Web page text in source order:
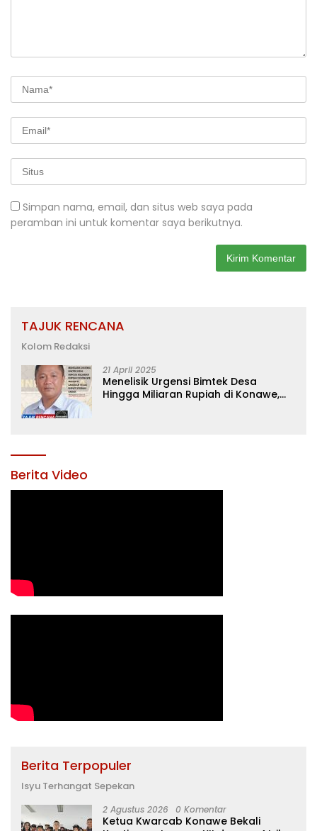
Simpan nama, email, dan situs web saya pada
peramban ini untuk komentar saya berikutnya.
TAJUK RENCANA
Kolom Redaksi
21 April 2025
Menelisik Urgensi Bimtek Desa
Hingga Miliaran Rupiah di Konawe,
Berita Video
Berita Terpopuler
Isyu Terhangat Sepekan
2 Agustus 2026 0 Komentar
Ketua Kwarcab Konawe Bekali